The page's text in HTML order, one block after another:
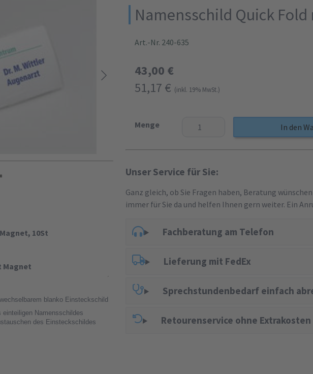
10St
Magnet
blanko Einsteckschild
Namensschildes
des Einsteckschildes
Namensschild Quick
Art.-Nr. 240-635
43,00 €
51,17 € (inkl. 19% MwSt.)
Menge In den
Unser Service für Sie:
Ganz gleich, ob Sie Fragen haben, Beratung
immer für Sie da und helfen Ihnen gern weiter. Ein
Fachberatung am Telefon
Lieferung mit FedEx
Sprechstundenbedarf einfach
Retourenservice ohne Extrakosten